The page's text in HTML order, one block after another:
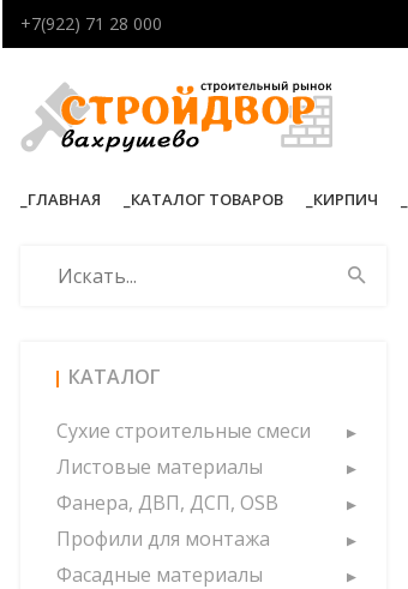
+7(922) 71 28 000
ГЛАВНАЯ КАТАЛОГ ТОВАРОВ КИРПИЧ
КАТАЛОГ
Сухие строительные смеси
Листовые материалы
Фанера, ДВП, ДСП, OSB
Профили для монтажа
Фасадные материалы